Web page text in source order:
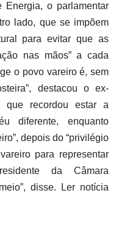
Energia, o parlamentar
lado, que se impõem
para evitar que as
nas mãos” a cada
o povo vareiro é, sem
destacou o ex-
que recordou estar a
diferente, enquanto
depois do “privilégio
para representar
da Câmara
disse. Ler notícia